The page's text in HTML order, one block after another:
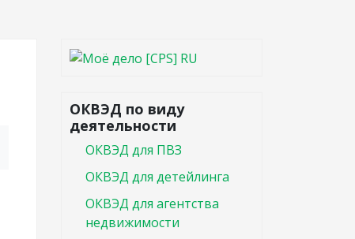
ОКВЭД по виду
деятельности
ОКВЭД для ПВЗ
ОКВЭД для детейлинга
ОКВЭД для агентства
недвижимости